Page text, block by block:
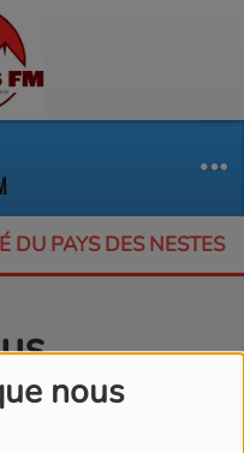
nous
DU PAYS DES NESTES
Un appel à projets pour protéger la